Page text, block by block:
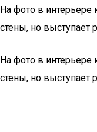
На фото в интерьере
стены, но
На фото в интерьере
стены, но